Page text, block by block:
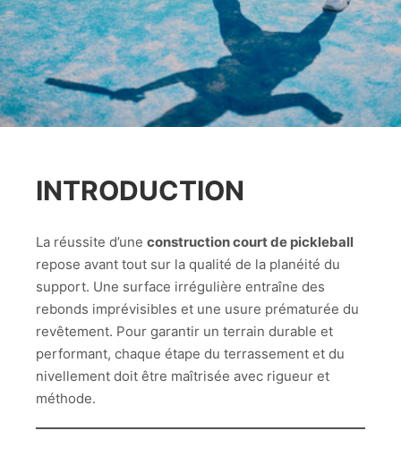
INTRODUCTION
La réussite d’une construction court de pickleball
repose avant tout sur la qualité de la planéité du
support. Une surface irrégulière entraîne des
rebonds imprévisibles et une usure prématurée du
revêtement. Pour garantir un terrain durable et
performant, chaque étape du terrassement et du
nivellement doit être maîtrisée avec rigueur et
méthode.